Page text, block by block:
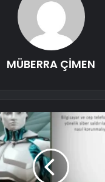
MÜBERRA ÇİMEN